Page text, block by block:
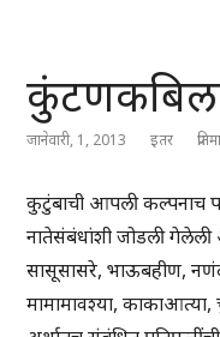
जानेवारी, 1, 2013 इतर
कुटुंबाची आपली कल्पनाच
नातेसंबंधांशी जोडली
सासूसासरे, भाऊबहीण,
मामामावश्या,